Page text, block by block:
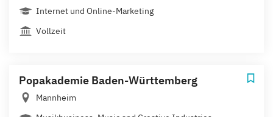
Internet und Online-Marketing
Vollzeit
Popakademie Baden-Württemberg
Mannheim